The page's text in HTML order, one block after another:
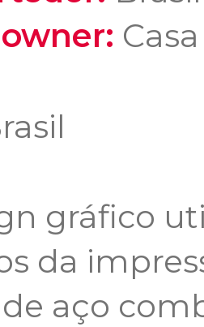
gráfico
da
aço